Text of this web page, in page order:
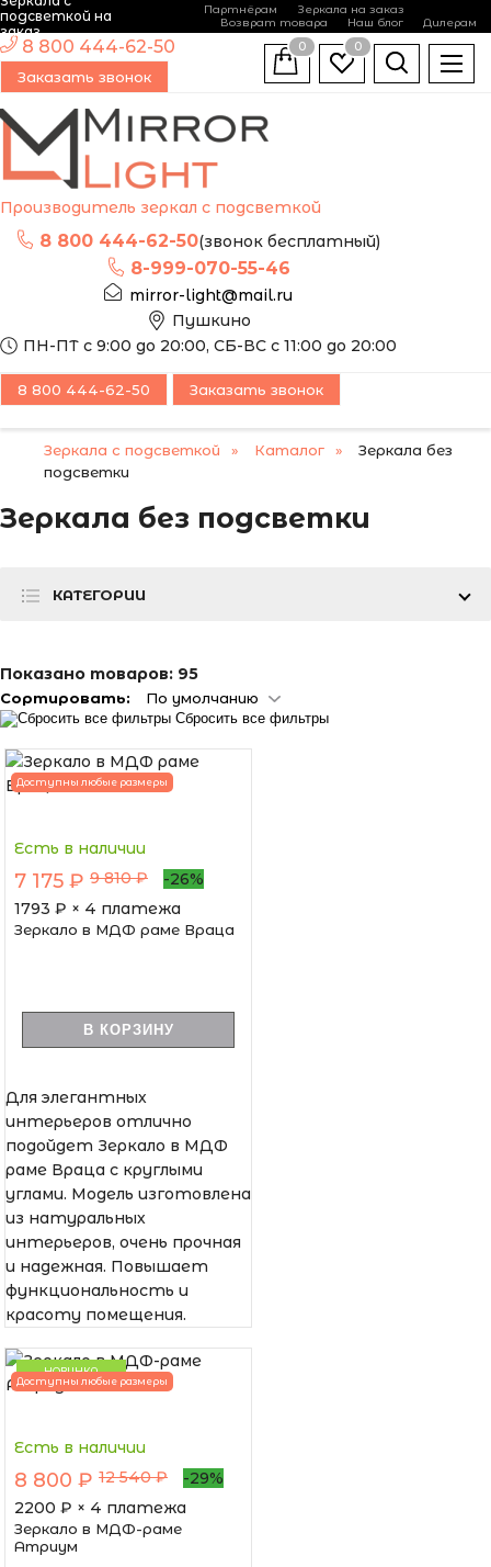
подсветкой на
заказ
Партнёрам
Зеркала на заказ
Возврат товара
Наш блог Дилерам
Производитель зеркал с подсветкой
8 800 444-62-50(звонок бесплатный)
8-999-070-55-46
mirror-light@mail.ru
Пушкино
ПН-ПТ с 9:00 до 20:00, СБ-ВС с 11:00 до 20:00
8 800 444-62-50
Заказать звонок
0
0
8 800 444-62-50 Заказать звонок
Зеркала с подсветкой Каталог
Зеркала без
подсветки
Зеркала без подсветки
КАТЕГОРИИ
Показано товаров: 95
Сортировать: По умолчанию
Сбросить все фильтры
Доступны любые размеры
Есть в наличии
7 175 ₽ 9 810 ₽
-26%
1793 ₽ × 4 платежа
Зеркало в МДФ раме Враца
В КОРЗИНУ
Для элегантных
интерьеров отлично
подойдет Зеркало в МДФ
раме Враца с круглыми
углами. Модель изготовлена
из натуральных
интерьеров, очень прочная
и надежная. Повышает
функциональность и
красоту помещения.
НОВИНКА
Доступны любые размеры
Есть в наличии
8 800 ₽ 12 540 ₽
-29%
2200 ₽ × 4 платежа
Зеркало в МДФ-раме
Атриум